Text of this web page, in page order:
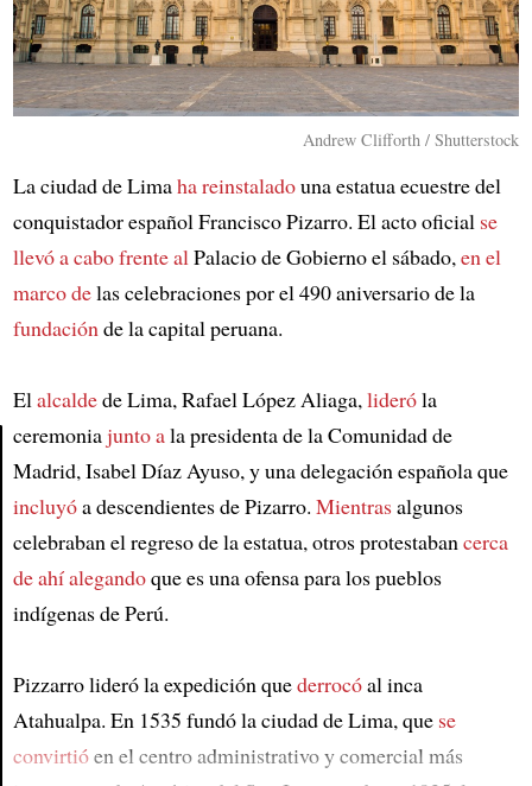
Andrew Clifforth / Shutterstock
La ciudad de Limaha reinstaladouna estatua ecuestre del
conquistador español Francisco Pizarro. El acto oficial se
llevó a cabo frente al Palacio de Gobierno el sábado, en el
marco delas celebraciones por el 490 aniversario de la
fundación de la capital peruana.
El alcaldede Lima, Rafael López Aliaga, lideróla
ceremoniajunto ala presidenta de la Comunidad de
Madrid, Isabel Díaz Ayuso, y una delegación española que
incluyóa descendientes de Pizarro. Mientrasalgunos
celebraban el regreso de la estatua, otros protestaban cerca
de ahíalegandoque es una ofensa para los pueblos
indígenas de Perú.
Pizzarro lideró la expedición quederrocóal inca
Atahualpa. En 1535 fundó la ciudad de Lima, que se
convirtióen el centro administrativo y comercial más